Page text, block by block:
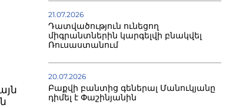
21.07.2026
Դատվածություն ունեցող
միգրանտներին կարգելվի բնակվել
Ռուսաստանում
20.07.2026
Բաքվի բանտից գեներալ Մանուկյանը
դիմել է Փաշինյանին